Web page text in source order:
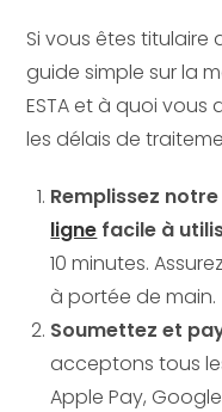
Si vous êtes titulaire
guide simple sur la
ESTA et à quoi
les délais de
Remplissez
ligne facile à
10 minutes.
à portée de main.
Soumettez et
acceptons tous
Apple Pay,